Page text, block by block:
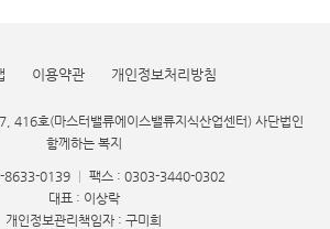
이용약관 개인정보처리방침
416호(마스터밸류에이스밸류지식산업센터) 사단법인
함께하는 복지
8633-0139
팩스 : 0303-3440-0302
대표 : 이상락
개인정보관리책임자 : 구미희